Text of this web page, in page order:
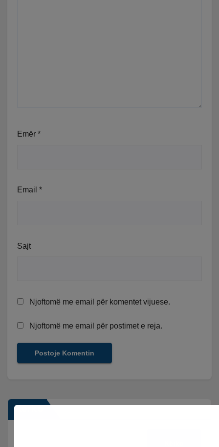
Emër *
Email *
Sajt
Njoftomë me email për komentet vijuese.
Njoftomë me email për postimet e reja.
Kërko